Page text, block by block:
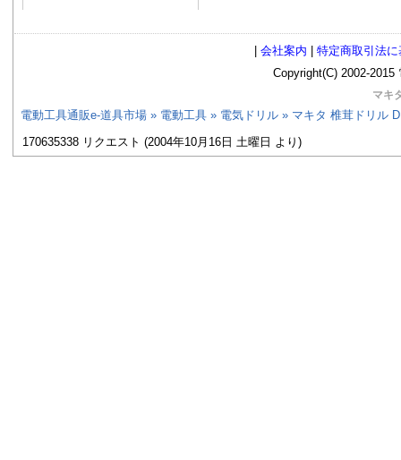
会社案内
特定商取引法
Copyright(C) 2002-
マキ
電動工具通販e-道具市場 » 電動工具 » 電気ドリル » マキタ 椎茸ドリル
170635338 リクエスト (2004年10月16日 土曜日 より)